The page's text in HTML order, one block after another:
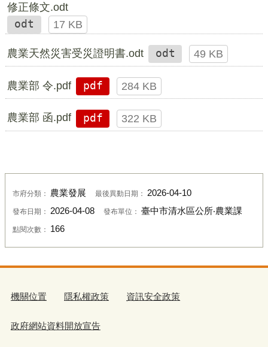
修正條文.odt
odt
17 KB
農業天然災害受災證明書.odt odt 49 KB
農業部 令.pdf pdf 284 KB
農業部 函.pdf pdf 322 KB
市府分類： 農業發展 最後異動日期： 2026-04-10
發布日期： 2026-04-08 發布單位： 臺中市清水區公所‧農業課
點閱次數： 166
機關位置 隱私權政策 資訊安全政策
政府網站資料開放宣告